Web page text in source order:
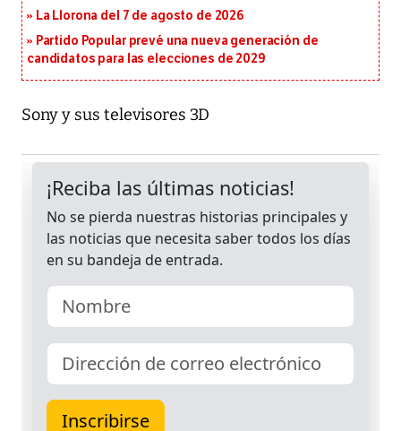
La Llorona del 7 de agosto de 2026
Partido Popular prevé una nueva generación de
candidatos para las elecciones de 2029
Sony y sus televisores 3D